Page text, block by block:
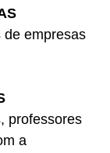
de empresas
professores
a